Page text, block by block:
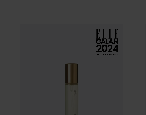
Facet 706,